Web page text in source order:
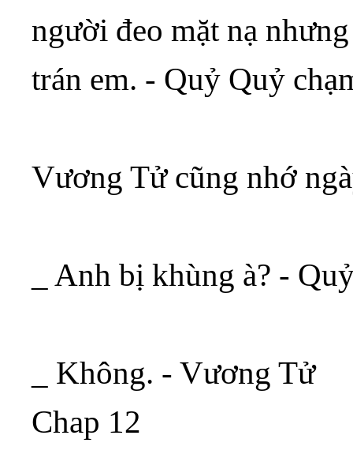
người đeo mặt nạ
trán em. - Quỷ Quỷ
Vương Tử cũng nhớ
_ Anh bị khùng à? -
_ Không. - Vương Tử
Chap 12